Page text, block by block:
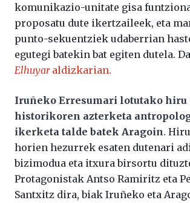
komunikazio-unitate gisa
proposatu dute ikertzaileek, eta
punto-sekuentziek udaberrian
egutegi batekin bat egiten dutela.
Elhuyar aldizkarian.
Iruñeko Erresumari lotutako hiru
historikoren azterketa
ikerketa talde batek Aragoin.
horien hezurrek esaten dutenari
bizimodua eta itxura birsortu
Protagonistak Antso Ramiritz eta
Santxitz dira, biak Iruñeko eta